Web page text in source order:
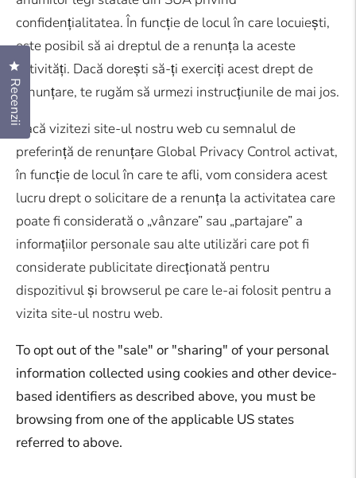
confidențialitatea. În funcție de locul în care locuiești,
este posibil să ai dreptul de a renunța la aceste
activități. Dacă dorești să-ți exerciți acest drept de
renunțare, te rugăm să urmezi instrucțiunile de mai jos.
Dacă vizitezi site-ul nostru web cu semnalul de
preferință de renunțare Global Privacy Control activat,
în funcție de locul în care te afli, vom considera acest
lucru drept o solicitare de a renunța la activitatea care
poate fi considerată o „vânzare” sau „partajare” a
informațiilor personale sau alte utilizări care pot fi
considerate publicitate direcționată pentru
dispozitivul și browserul pe care le-ai folosit pentru a
vizita site-ul nostru web.
To opt out of the "sale" or "sharing" of your personal
information collected using cookies and other device-
based identifiers as described above, you must be
browsing from one of the applicable US states
referred to above.
Recenzii
Apasă pentru a deschide dialogul de recenzii